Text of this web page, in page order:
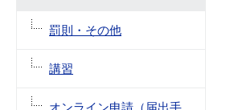
罰則・その他
講習
オンライン申請（届出手